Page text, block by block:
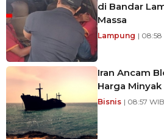
di Bandar
Massa
Lampung | 08:58
Iran Ancam
Harga
Bisnis | 08:57 WIB